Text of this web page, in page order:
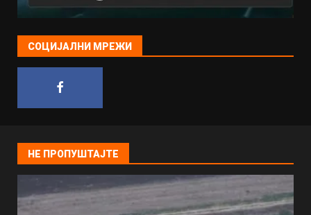
СОЦИЈАЛНИ МРЕЖИ
НЕ ПРОПУШТАЈТЕ